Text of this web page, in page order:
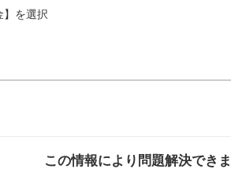
】を選択
この情報により問題解決でき